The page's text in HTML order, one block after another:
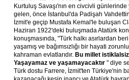
Kurtuluş Savaşı'nın en civcivli
gelen, önce İstanbul'da Padişah
İzmit'e geçip Mustafa Kemal'le buluşan
Haziran 1922'deki buluşmada Atatürk
konuşmasında, "Türk halkı asırlardan
yaşamış ve bağımsızlığı bir hayati
kahraman evlatlarıdır. Bu millet istiklalsiz
Yaşayamaz ve yaşamayacaktır " diye
Türk dostu Farrere, İzmit'ten Türkiye'nin